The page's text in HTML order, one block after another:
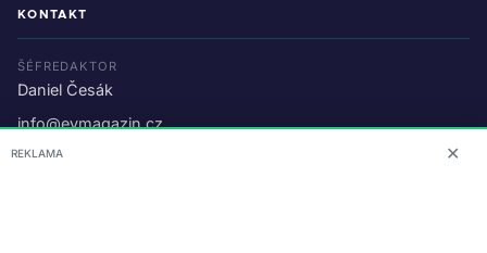
KONTAKT
ŠÉFREDAKTOR
Daniel Česák
info@evmagazin.cz
O nás
REKLAMA ✕